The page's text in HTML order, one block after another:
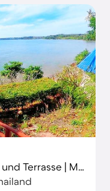
Tolles Resort mit Garten, Pool und Terrasse | Meerblick